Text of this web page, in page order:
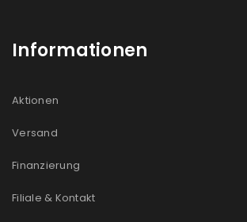
Informationen
Aktionen
Versand
Finanzierung
Filiale & Kontakt